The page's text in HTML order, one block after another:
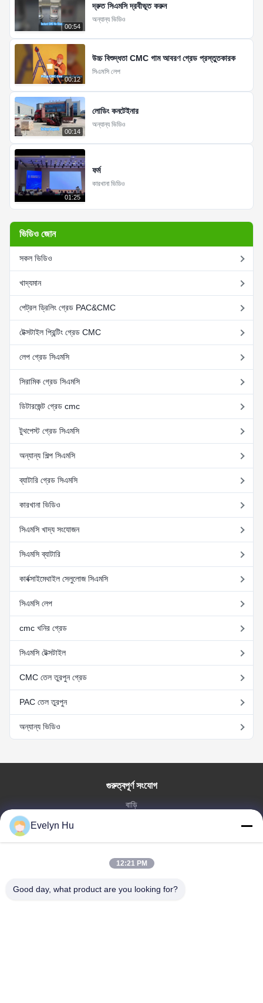
00:54
দ্রুত সিএমসি দ্রবীভূত করুন
অন্যান্য ভিডিও
00:12
উচ্চ বিশুদ্ধতা CMC গাম আবরণ গ্রেড প্রস্তুতকারক
সিএমসি লেপ
00:14
লোডিং কনটেইনার
অন্যান্য ভিডিও
01:25
ফর্ম
কারখানা ভিডিও
ভিডিও জোন
সকল ভিডিও
খাদ্যমান
পেট্রল ড্রিলিং গ্রেড PAC&CMC
টেক্সটাইল প্রিন্টিং গ্রেড CMC
লেপ গ্রেড সিএমসি
সিরামিক গ্রেড সিএমসি
ডিটারজেন্ট গ্রেড cmc
টুথপেস্ট গ্রেড সিএমসি
অন্যান্য শিল্প সিএমসি
ব্যাটারি গ্রেড সিএমসি
কারখানা ভিডিও
সিএমসি খাদ্য সংযোজন
সিএমসি ব্যাটারি
কার্বক্সাইমেথাইল সেলুলোজ সিএমসি
সিএমসি লেপ
cmc খনির গ্রেড
সিএমসি টেক্সটাইল
CMC তেল তুরপুন গ্রেড
PAC তেল তুরপুন
অন্যান্য ভিডিও
গুরুত্বপূর্ণ সংযোগ
বাড়ি
কারখানা ভ্রমণ
Evelyn Hu
12:21 PM
Good day, what product are you looking for?